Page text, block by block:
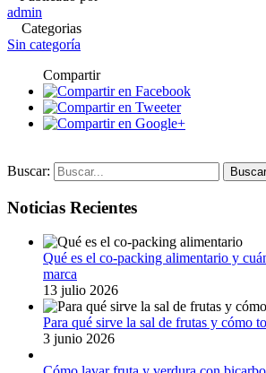
admin
Categorias
Sin categoría
Compartir
Buscar:
Noticias Recientes
Qué es el co-packing alimentario y
marca
13 julio 2026
Para qué sirve la sal de frutas y cómo
3 junio 2026